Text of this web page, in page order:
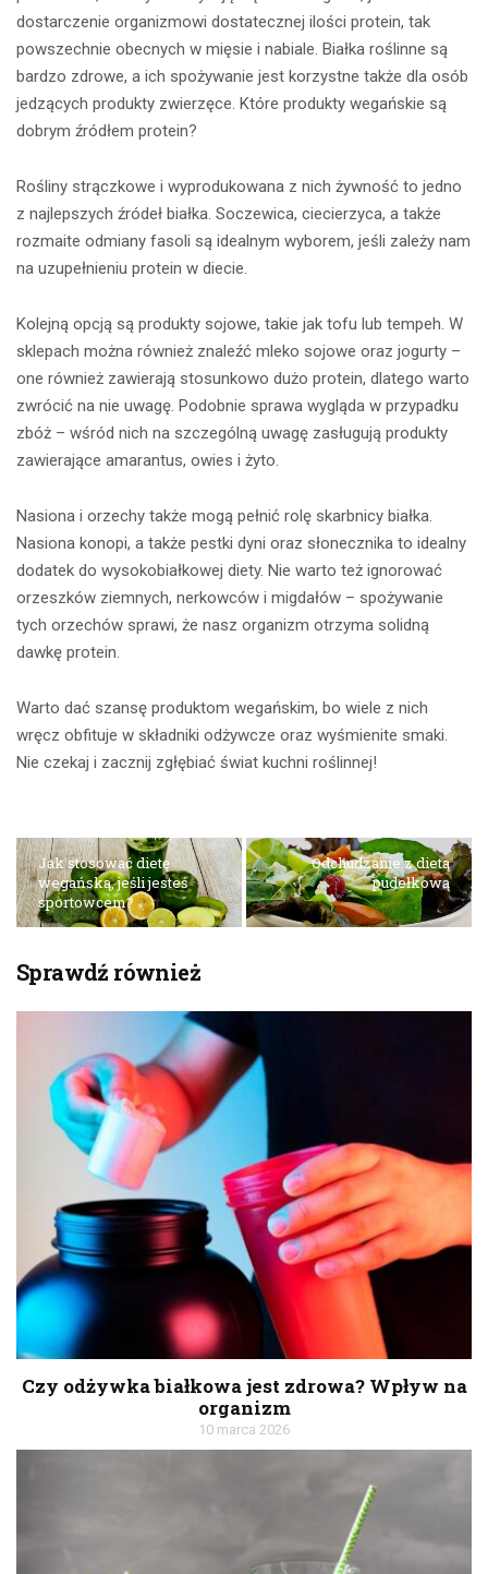
dostarczenie organizmowi dostatecznej ilości protein, tak
powszechnie obecnych w mięsie i nabiale. Białka roślinne są
bardzo zdrowe, a ich spożywanie jest korzystne także dla osób
jedzących produkty zwierzęce. Które produkty wegańskie są
dobrym źródłem protein?
Rośliny strączkowe i wyprodukowana z nich żywność to jedno
z najlepszych źródeł białka. Soczewica, ciecierzyca, a także
rozmaite odmiany fasoli są idealnym wyborem, jeśli zależy nam
na uzupełnieniu protein w diecie.
Kolejną opcją są produkty sojowe, takie jak tofu lub tempeh. W
sklepach można również znaleźć mleko sojowe oraz jogurty –
one również zawierają stosunkowo dużo protein, dlatego warto
zwrócić na nie uwagę. Podobnie sprawa wygląda w przypadku
zbóż – wśród nich na szczególną uwagę zasługują produkty
zawierające amarantus, owies i żyto.
Nasiona i orzechy także mogą pełnić rolę skarbnicy białka.
Nasiona konopi, a także pestki dyni oraz słonecznika to idealny
dodatek do wysokobiałkowej diety. Nie warto też ignorować
orzeszków ziemnych, nerkowców i migdałów – spożywanie
tych orzechów sprawi, że nasz organizm otrzyma solidną
dawkę protein.
Warto dać szansę produktom wegańskim, bo wiele z nich
wręcz obfituje w składniki odżywcze oraz wyśmienite smaki.
Nie czekaj i zacznij zgłębiać świat kuchni roślinnej!
Jak stosować dietę
wegańską, jeśli jesteś
sportowcem?
Odchudzanie z dietą
pudełkową
Sprawdź również
Czy odżywka białkowa jest zdrowa? Wpływ na
organizm
10 marca 2026